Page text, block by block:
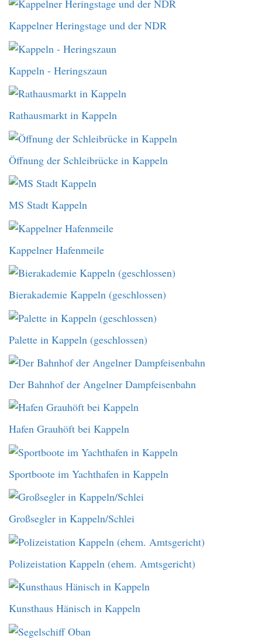
Kappelner Heringstage und der NDR
Kappeln - Heringszaun
Rathausmarkt in Kappeln
Öffnung der Schleibrücke in Kappeln
MS Stadt Kappeln
Kappelner Hafenmeile
Bierakademie Kappeln (geschlossen)
Palette in Kappeln (geschlossen)
Der Bahnhof der Angelner Dampfeisenbahn
Hafen Grauhöft bei Kappeln
Sportboote im Yachthafen in Kappeln
Großsegler in Kappeln/Schlei
Polizeistation Kappeln (ehem. Amtsgericht)
Kunsthaus Hänisch in Kappeln